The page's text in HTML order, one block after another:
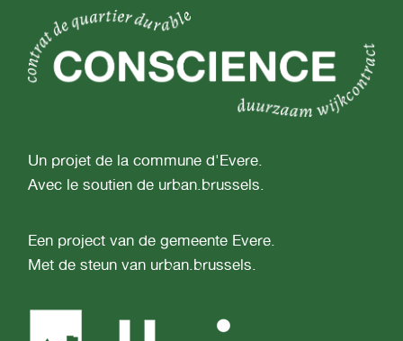
Un projet de la commune d'Evere.
Avec le soutien de urban.brussels.
Een project van de gemeente Evere.
Met de steun van urban.brussels.